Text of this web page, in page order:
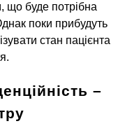
що буде потрібна
поки прибудуть
стан пацієнта
–